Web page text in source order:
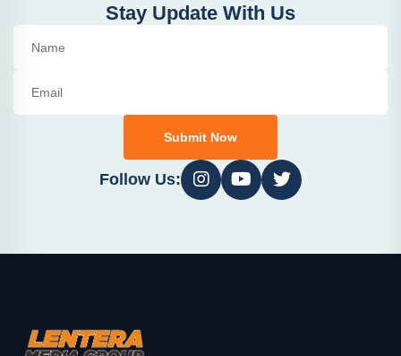
Stay Update With Us
Submit Now
Follow Us: